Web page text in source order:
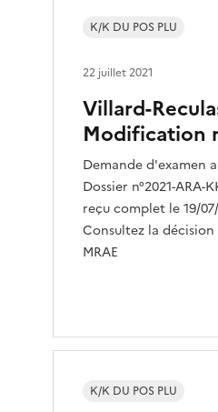
Villard-
Modification
Demande d'examen
Dossier n°2021-ARA-
reçu complet le 19/
Consultez la décision
MRAE
K/K DU POS PLU
22 juillet 2021
K/K DU POS PLU